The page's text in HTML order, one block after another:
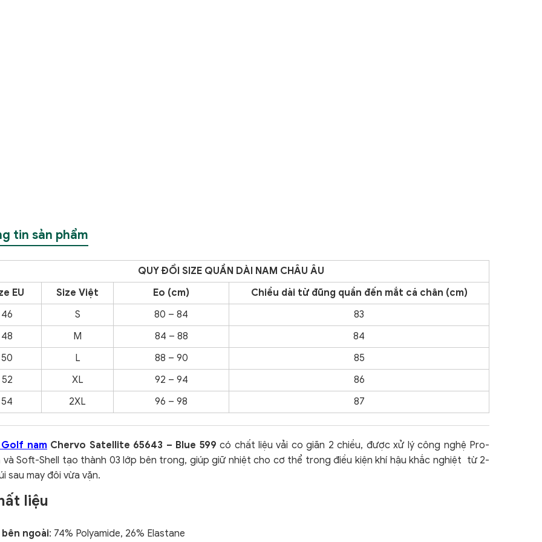
tin sản phẩm
QUY ĐỔI SIZE QUẦN DÀI NAM CHÂU ÂU
EU
Size Việt Eo (cm)
Chiều dài từ đũng quần đến mắt cá chân (cm)
46
S 80 – 84
83
48
M 84 – 88
84
50
L 88 – 90
85
52
XL 92 – 94
86
54
2XL 96 – 98 87
namChervo Satellite 65643 – Blue 599có chất liệu vải co giãn 2 chiều, được xử lýcông nghệ Pro-
và Soft-Shell tạo thành 03 lớp bên trong, giúp giữ nhiệt cho cơ thể trong điều kiện khí hậu khắc nghiệt từ 2-
sau may đôi vừa vặn.
liệu
ngoài: 74% Polyamide, 26% Elastane